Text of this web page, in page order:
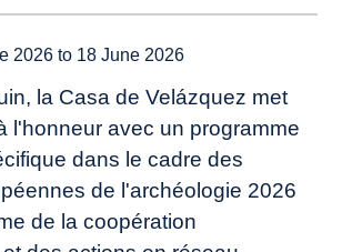
2026 to 18 June 2026
la Casa de Velázquez met
l'honneur avec un programme
dans le cadre des
de l'archéologie 2026
de la coopération